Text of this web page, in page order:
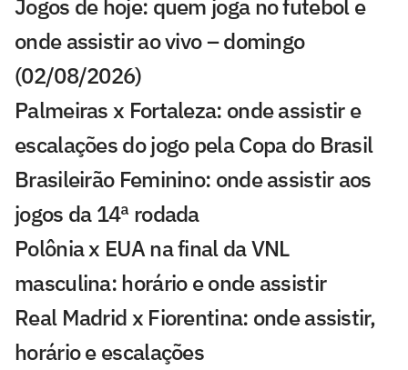
Jogos de hoje: quem joga no futebol e
onde assistir ao vivo – domingo
(02/08/2026)
Palmeiras x Fortaleza: onde assistir e
escalações do jogo pela Copa do Brasil
Brasileirão Feminino: onde assistir aos
jogos da 14ª rodada
Polônia x EUA na final da VNL
masculina: horário e onde assistir
Real Madrid x Fiorentina: onde assistir,
horário e escalações